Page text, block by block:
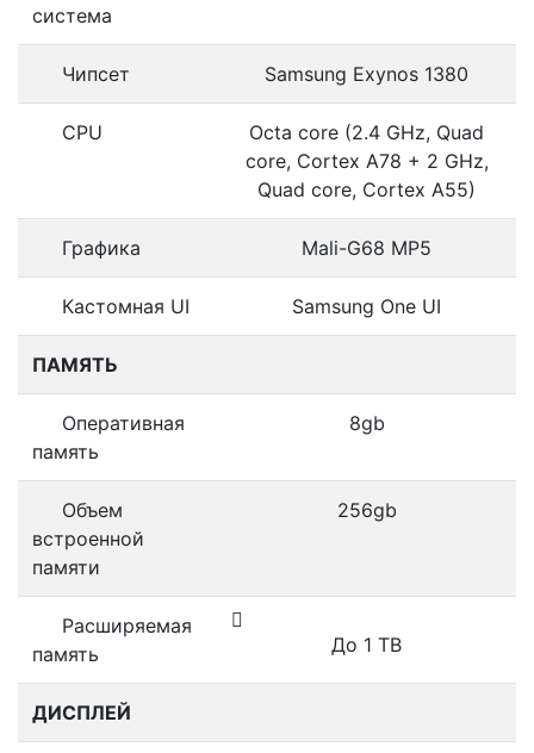
система
Чипсет Samsung Exynos 1380
CPU
Octa core (2.4 GHz, Quad
core, Cortex A78 + 2 GHz,
Quad core, Cortex A55)
Графика Mali-G68 MP5
Кастомная UI Samsung One UI
ПАМЯТЬ
Оперативная
память
8gb
Объем
встроенной
памяти
256gb
Расширяемая
память
До 1 TB
ДИСПЛЕЙ